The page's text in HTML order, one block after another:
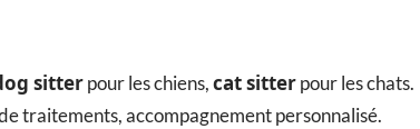
sitterpour les chiens,cat sitterpour les chats.
traitements, accompagnement personnalisé.